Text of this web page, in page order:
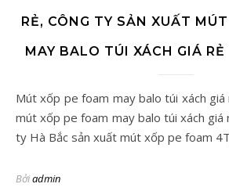
RẺ, CÔNG TY SẢN XUẤT
MAY BALO TÚI XÁCH GIÁ
Mút xốp pe foam may balo túi xách giá rẻ, công ty sản xuất
mút xốp pe foam may balo túi xách giá
ty Hà Bắc sản xuất mút xốp pe foam
Bởiadmin